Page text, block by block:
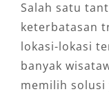
Salah satu
keterbatasan
lokasi-lokasi
banyak
memilih